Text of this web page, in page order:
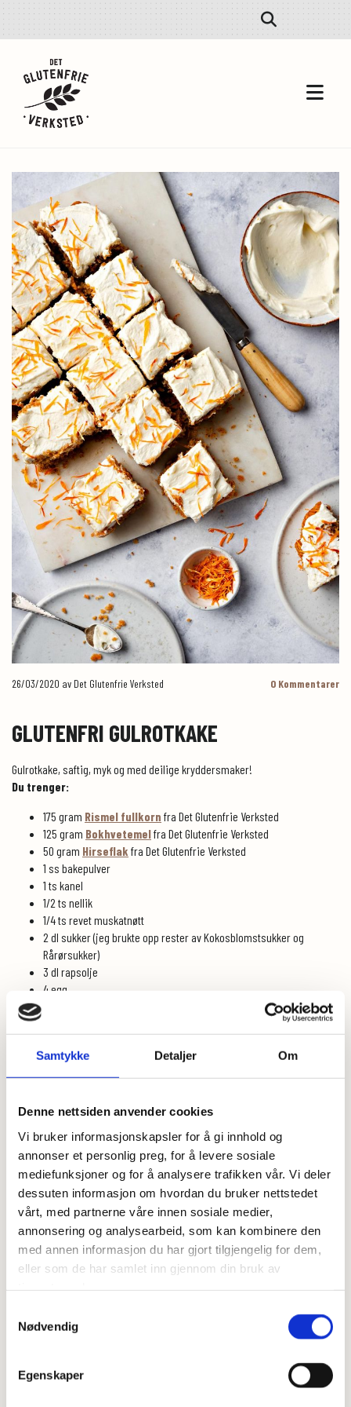
Samtykke Detaljer Om
Denne nettsiden anvender cookies
Vi bruker informasjonskapsler for å gi innhold og
annonser et personlig preg, for å levere sosiale
mediefunksjoner og for å analysere trafikken vår. Vi deler
dessuten informasjon om hvordan du bruker nettstedet
vårt, med partnerne våre innen sosiale medier,
annonsering og analysearbeid, som kan kombinere den
med annen informasjon du har gjort tilgjengelig for dem,
eller som de har samlet inn gjennom din bruk av
Nødvendig
Egenskaper
26/03/2020 av Det Glutenfrie Verksted 0 Kommentarer
GLUTENFRI GULROTKAKE
Gulrotkake, saftig, myk og med deilige kryddersmaker!
Du trenger:
175 gram Rismel fullkorn fra Det Glutenfrie Verksted
125 gram Bokhvetemelfra Det Glutenfrie Verksted
50 gram Hirseflak fra Det Glutenfrie Verksted
1 ss bakepulver
1 ts kanel
1/2 ts nellik
1/4 ts revet muskatnøtt
2 dl sukker (jeg brukte opp rester av Kokosblomstsukker og
Rårørsukker)
3 dl rapsolje
4 egg
5 dl revne gulrøtter (3-4 stk avhengig av størrelsen)
Kremostglasur:
150 gram mascarponeost
1 dl melis
Sett ovnen på 180 grader
Kle en liten langpanne med bakepapir
Mål opp alle de tørre ingrediensene og ha disse i en bakebolle
Pisk sukker og rapsolje sammen og tilsett så ett og ett egg og
bland sammen.
Bland inn gulrøttene i den våte blandingen og tilsett så
Hell røra over i langpanneformen, bruk en slikkepott så du får med
deg alt.
Avkjøles på rist mens du lager kremosten
Smør kremosten på, dryss gjerne litt kakepynt på toppen og